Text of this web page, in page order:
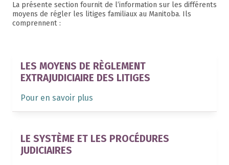
La présente section fournit de l’information sur les différents
moyens de régler les litiges familiaux au Manitoba. Ils
comprennent :
LES MOYENS DE RÈGLEMENT
EXTRAJUDICIAIRE DES LITIGES
Pour en savoir plus
LE SYSTÈME ET LES PROCÉDURES
JUDICIAIRES